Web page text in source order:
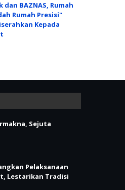
dan BAZNAS, Rumah
Rumah Presisi"
Kepada
Sejuta
Pelaksanaan
Lestarikan Tradisi